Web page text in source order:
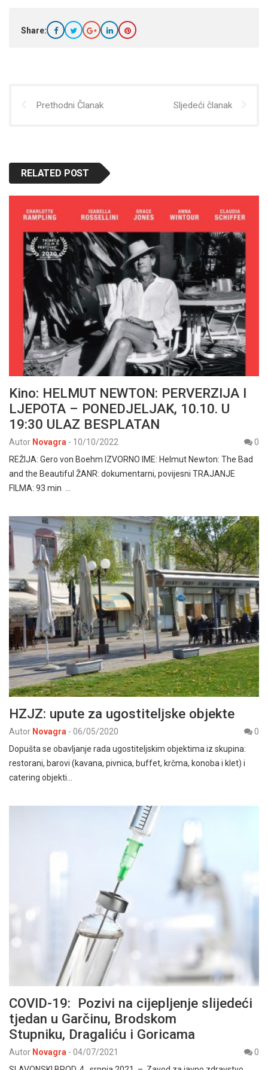
Share:
Prethodni Članak Sljedeći članak
RELATED POST
Kino: HELMUT NEWTON: PERVERZIJA I
LJEPOTA – PONEDJELJAK, 10.10. U
19:30 ULAZ BESPLATAN
Autor Novagra - 10/10/2022
0
REŽIJA: Gero von Boehm IZVORNO IME: Helmut Newton: The Bad
and the Beautiful ŽANR: dokumentarni, povijesni TRAJANJE
FILMA: 93 min …
HZJZ: upute za ugostiteljske objekte
Autor Novagra - 06/05/2020
0
Dopušta se obavljanje rada ugostiteljskim objektima iz skupina:
restorani, barovi (kavana, pivnica, buffet, krčma, konoba i klet) i
catering objekti…
COVID-19: Pozivi na cijepljenje slijedeći
tjedan u Garčinu, Brodskom
Stupniku, Dragaliću i Goricama
Autor Novagra - 04/07/2021
0